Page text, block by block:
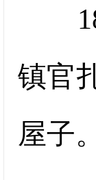
18
镇官
屋子。